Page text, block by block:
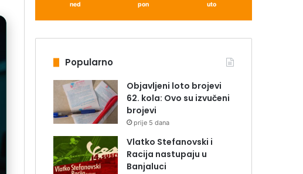
ned pon uto
Popularno
Objavljeni loto brojevi
62. kola: Ovo su izvučeni
brojevi
prije 5 dana
Vlatko Stefanovski i
Racija nastupaju u
Banjaluci